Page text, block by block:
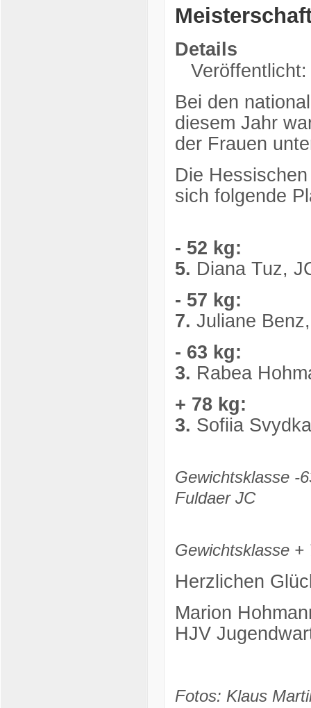
Details
Bei den
diesem Jahr
der Frauen
Die
sich folgende
- 52 kg:
5. Diana Tuz,
- 57 kg:
7. Juliane
- 63 kg:
3. Rabea
+ 78 kg:
3. Sofiia
Gewichtsklasse -
Fuldaer JC
Gewichtsklasse +
Herzlichen
Marion
HJV
Fotos: Klaus